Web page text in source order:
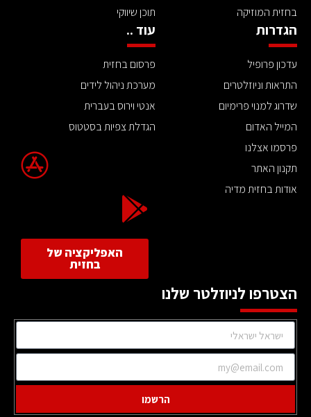
בחזית המוזיקה
תוכן שיווקי
הגדרות
עדכון פרופיל
התראות וניוזלטרים
שדרוג למנוי פרימיום
המייל האדום
פרסמו אצלנו
תקנון האתר
אודות בחזית מדיה
עוד ..
פרסום בחזית
מערכת ניהול לידים
אנטי וירוס בעברית
הגדלת צפיות בסטטוס
האפליקציה של
בחזית
הצטרפו לניוזלטר שלנו
הרשמו